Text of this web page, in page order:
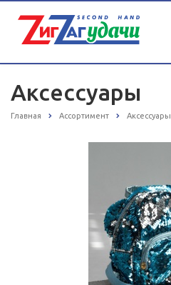
Аксессуары
Главная Ассортимент Аксессуары